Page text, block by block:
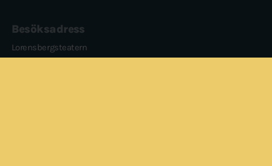
Besöksadress
Lorensbergsteatern
Karl Gerhards plats 1